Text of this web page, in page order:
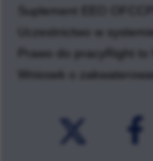
Suplement EEO OFCCP
Uczestnictwo w
Prawo do pracy
Right
Wniosek o